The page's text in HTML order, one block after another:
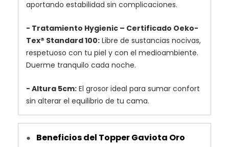
aportando estabilidad sin complicaciones.
- Tratamiento Hygienic – Certificado Oeko-
Tex® Standard 100: Libre de sustancias nocivas,
respetuoso con tu piel y con el medioambiente.
Duerme tranquilo cada noche.
- Altura 5cm: El grosor ideal para sumar confort
sin alterar el equilibrio de tu cama.
● Beneficios del Topper Gaviota Oro